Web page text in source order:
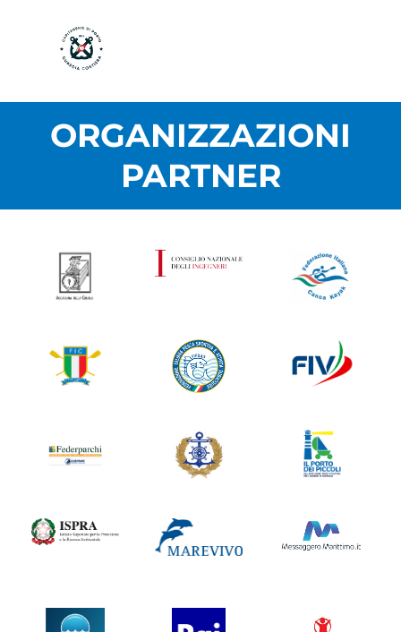
ORGANIZZAZIONI
PARTNER